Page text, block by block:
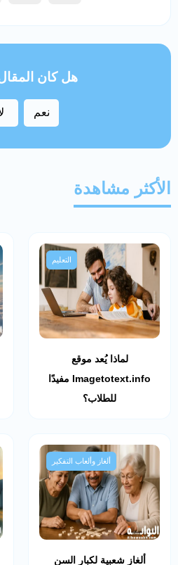
هل كان المقال
نعم
الأكثر مشاهدة
التعليم
لماذا يُعد موقع
Imagetotext.info مفيدًا
للطلاب؟
ألغاز وألعاب التفكير
ألغاز شعبية لكبار السن